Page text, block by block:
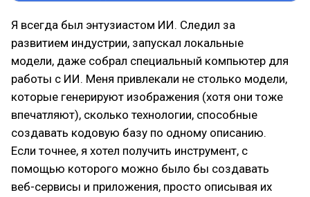
Я всегда был энтузиастом ИИ. Следил за
развитием индустрии, запускал локальные
модели, даже собрал специальный компьютер для
работы с ИИ. Меня привлекали не столько модели,
которые генерируют изображения (хотя они тоже
впечатляют), сколько технологии, способные
создавать кодовую базу по одному описанию.
Если точнее, я хотел получить инструмент, с
помощью которого можно было бы создавать
веб-сервисы и приложения, просто описывая их